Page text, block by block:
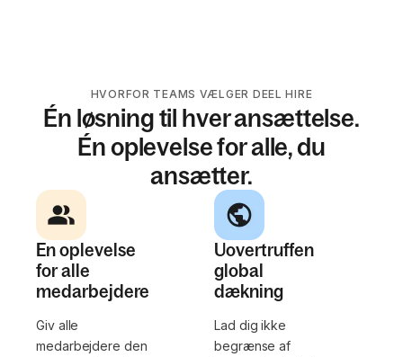
HVORFOR TEAMS VÆLGER DEEL HIRE
Én løsning til hver ansættelse.
Én oplevelse for alle, du
ansætter.
En oplevelse
for alle
medarbejdere
Giv alle
medarbejdere den
Uovertruffen
global
dækning
Lad dig ikke
begrænse af